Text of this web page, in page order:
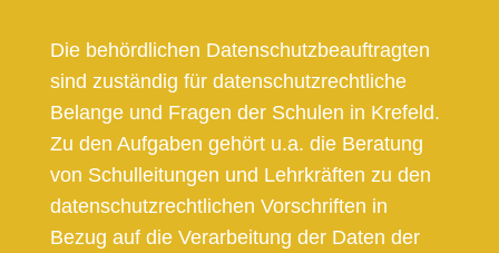
Die behördlichen Datenschutzbeauftragten
sind zuständig für datenschutzrechtliche
Belange und Fragen der Schulen in Krefeld.
Zu den Aufgaben gehört u.a. die Beratung
von Schulleitungen und Lehrkräften zu den
datenschutzrechtlichen Vorschriften in
Bezug auf die Verarbeitung der Daten der